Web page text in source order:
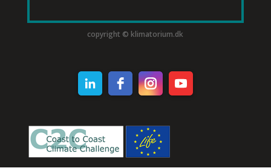
copyright © klimatorium.dk